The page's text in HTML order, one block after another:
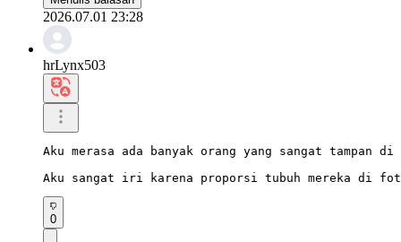
2026.07.01 23:28
hrLynx503
Aku merasa ada banyak orang yang sangat tampan
Aku sangat iri karena proporsi tubuh mereka di
0